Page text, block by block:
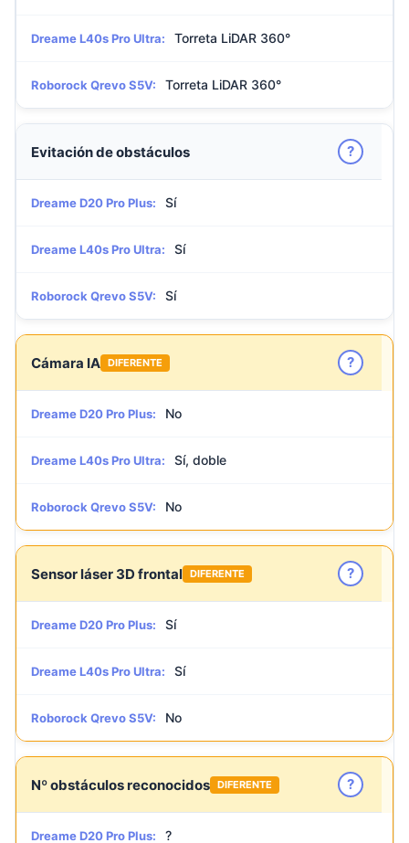
Dreame L40s Pro Ultra: Torreta LiDAR 360°
Roborock Qrevo S5V: Torreta LiDAR 360°
Evitación de obstáculos ?
Dreame D20 Pro Plus: Sí
Dreame L40s Pro Ultra: Sí
Roborock Qrevo S5V: Sí
Cámara IA DIFERENTE ?
Dreame D20 Pro Plus: No
Dreame L40s Pro Ultra: Sí, doble
Roborock Qrevo S5V: No
Sensor láser 3D frontal DIFERENTE ?
Dreame D20 Pro Plus: Sí
Dreame L40s Pro Ultra: Sí
Roborock Qrevo S5V: No
Nº obstáculos reconocidos DIFERENTE ?
Dreame D20 Pro Plus: ?